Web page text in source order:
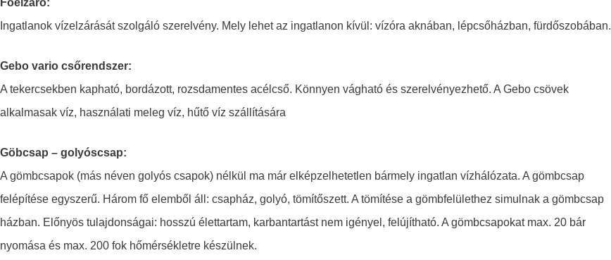
Főelzáró:
Ingatlanok vízelzárását szolgáló szerelvény. Mely lehet az ingatlanon kívül: vízóra aknában, lépcsőházban, fürdőszobában.
Gebo vario csőrendszer:
A tekercsekben kapható, bordázott, rozsdamentes acélcső. Könnyen vágható és szerelvényezhető. A Gebo csövek
alkalmasak víz, használati meleg víz, hűtő víz szállítására
Göbcsap – golyóscsap:
A gömbcsapok (más néven golyós csapok) nélkül ma már elképzelhetetlen bármely ingatlan vízhálózata. A gömbcsap
felépítése egyszerű. Három fő elemből áll: csapház, golyó, tömítőszett. A tömítése a gömbfelülethez simulnak a gömbcsap
házban. Előnyös tulajdonságai: hosszú élettartam, karbantartást nem igényel, felújítható. A gömbcsapokat max. 20 bár
nyomása és max. 200 fok hőmérsékletre készülnek.